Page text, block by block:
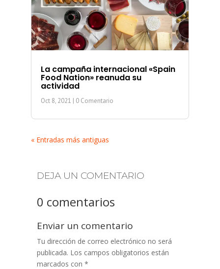
La campaña internacional «Spain
Food Nation» reanuda su
actividad
Oct 8, 2021 | 0 Comentario
« Entradas más antiguas
DEJA UN COMENTARIO
0 comentarios
Enviar un comentario
Tu dirección de correo electrónico no será
publicada. Los campos obligatorios están
marcados con *